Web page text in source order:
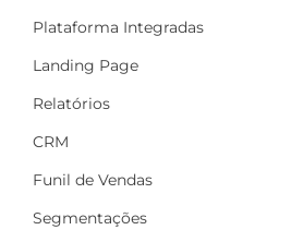
Plataforma Integradas
Landing Page
Relatórios
CRM
Funil de Vendas
Segmentações